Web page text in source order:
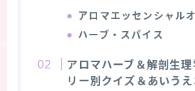
アロマエッセンシャル
ハーブ・スパイス
アロマハーブ＆解剖生
リー別クイズ＆あいう